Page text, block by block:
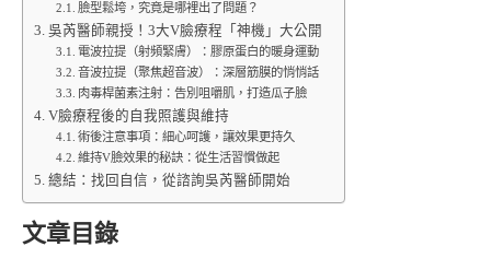
臉型鬆垮，究竟是哪裡出了問題？
吳芮醫師親授！3大V臉療程「神機」大公開
電波拉提（射頻緊膚）：膠原蛋白的暖身運動
音波拉提（聚焦超音波）：深層筋膜的悄悄話
肉毒桿菌素注射：告別咀嚼肌，打造瓜子臉
V臉療程後的自我照護與維持
術後注意事項：細心呵護，讓效果更持久
維持V臉效果的秘訣：從生活習慣做起
總結：找回自信，從諮詢吳芮醫師開始
文章目錄